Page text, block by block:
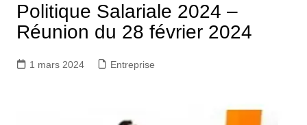
Politique Salariale 2024 –
Réunion du 28 février 2024
1 mars 2024 Entreprise